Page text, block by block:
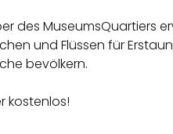
des MuseumsQuartiers
und Flüssen für
bevölkern.
kostenlos!